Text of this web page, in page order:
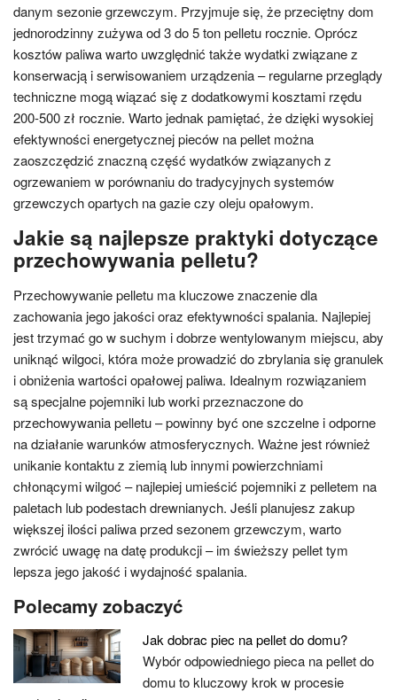
danym sezonie grzewczym. Przyjmuje się, że przeciętny dom
jednorodzinny zużywa od 3 do 5 ton pelletu rocznie. Oprócz
kosztów paliwa warto uwzględnić także wydatki związane z
konserwacją i serwisowaniem urządzenia – regularne przeglądy
techniczne mogą wiązać się z dodatkowymi kosztami rzędu
200-500 zł rocznie. Warto jednak pamiętać, że dzięki wysokiej
efektywności energetycznej pieców na pellet można
zaoszczędzić znaczną część wydatków związanych z
ogrzewaniem w porównaniu do tradycyjnych systemów
grzewczych opartych na gazie czy oleju opałowym.
Jakie są najlepsze praktyki dotyczące
przechowywania pelletu?
Przechowywanie pelletu ma kluczowe znaczenie dla
zachowania jego jakości oraz efektywności spalania. Najlepiej
jest trzymać go w suchym i dobrze wentylowanym miejscu, aby
uniknąć wilgoci, która może prowadzić do zbrylania się granulek
i obniżenia wartości opałowej paliwa. Idealnym rozwiązaniem
są specjalne pojemniki lub worki przeznaczone do
przechowywania pelletu – powinny być one szczelne i odporne
na działanie warunków atmosferycznych. Ważne jest również
unikanie kontaktu z ziemią lub innymi powierzchniami
chłonącymi wilgoć – najlepiej umieścić pojemniki z pelletem na
paletach lub podestach drewnianych. Jeśli planujesz zakup
większej ilości paliwa przed sezonem grzewczym, warto
zwrócić uwagę na datę produkcji – im świeższy pellet tym
lepsza jego jakość i wydajność spalania.
Polecamy zobaczyć
Jak dobrac piec na pellet do domu?
Wybór odpowiedniego pieca na pellet do
domu to kluczowy krok w procesie